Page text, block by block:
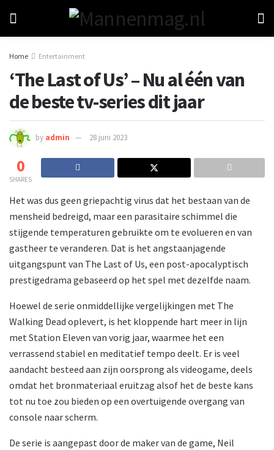
Home Entertainment
‘The Last of Us’ – Nu al één van
de beste tv-series dit jaar
by admin 28 juni 2023
0
SHARES
Het was dus geen griepachtig virus dat het bestaan van de
mensheid bedreigd, maar een parasitaire schimmel die
stijgende temperaturen gebruikte om te evolueren en van
gastheer te veranderen. Dat is het angstaanjagende
uitgangspunt van The Last of Us, een post-apocalyptisch
prestigedrama gebaseerd op het spel met dezelfde naam.
Hoewel de serie onmiddellijke vergelijkingen met The
Walking Dead oplevert, is het kloppende hart meer in lijn
met Station Eleven van vorig jaar, waarmee het een
verrassend stabiel en meditatief tempo deelt. Er is veel
aandacht besteed aan zijn oorsprong als videogame, deels
omdat het bronmateriaal eruitzag alsof het de beste kans
tot nu toe zou bieden op een overtuigende overgang van
console naar scherm.
De serie is aangepast door de maker van de game, Neil